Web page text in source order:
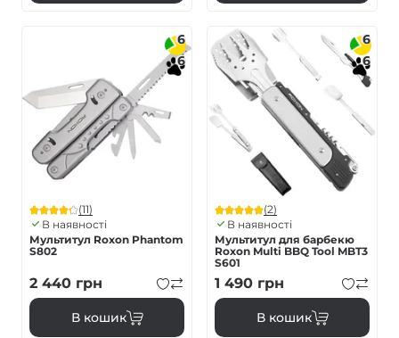
6
6
(11)
В наявності
Мультитул Roxon Phantom
S802
2 440 грн
В кошик
6
6
(2)
В наявності
Мультитул для барбекю
Roxon Multi BBQ Tool MBT3
S601
1 490 грн
В кошик